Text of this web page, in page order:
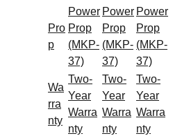
Pro
p
Power
Prop
(MKP-
37)
Power
Prop
(MKP-
37)
Power
Prop
(MKP-
37)
Wa
rra
nty
Two-
Year
Warra
nty
Two-
Year
Warra
nty
Two-
Year
Warra
nty